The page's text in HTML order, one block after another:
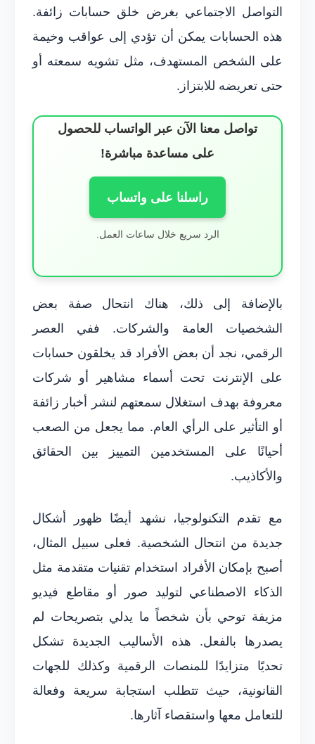
التواصل الاجتماعي بغرض خلق حسابات زائفة.
هذه الحسابات يمكن أن تؤدي إلى عواقب وخيمة
على الشخص المستهدف، مثل تشويه سمعته أو
حتى تعريضه للابتزاز.
تواصل معنا الآن عبر الواتساب للحصول
على مساعدة مباشرة!
راسلنا على واتساب
الرد سريع خلال ساعات العمل.
بالإضافة إلى ذلك، هناك انتحال صفة بعض
الشخصيات العامة والشركات. ففي العصر
الرقمي، نجد أن بعض الأفراد قد يخلقون حسابات
على الإنترنت تحت أسماء مشاهير أو شركات
معروفة بهدف استغلال سمعتهم لنشر أخبار زائفة
أو التأثير على الرأي العام. مما يجعل من الصعب
أحيانًا على المستخدمين التمييز بين الحقائق
والأكاذيب.
مع تقدم التكنولوجيا، نشهد أيضًا ظهور أشكال
جديدة من انتحال الشخصية. فعلى سبيل المثال،
أصبح بإمكان الأفراد استخدام تقنيات متقدمة مثل
الذكاء الاصطناعي لتوليد صور أو مقاطع فيديو
مزيفة توحي بأن شخصاً ما يدلي بتصريحات لم
يصدرها بالفعل. هذه الأساليب الجديدة تشكل
تحديًا متزايدًا للمنصات الرقمية وكذلك للجهات
القانونية، حيث تتطلب استجابة سريعة وفعالة
للتعامل معها واستقصاء آثارها.